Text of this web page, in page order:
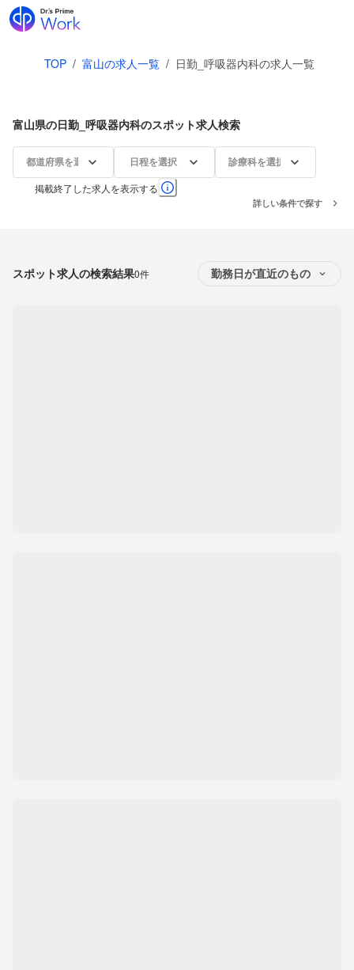
TOP / 富山の求人一覧 / 日勤_呼吸器内科の求人一覧
富山県の日勤_呼吸器内科のスポット求人検索
都道府県を選択 日程を選択 診療科を選択
掲載終了した求人を表示する
詳しい条件で探す
スポット求人の検索結果0件 勤務日が直近のもの